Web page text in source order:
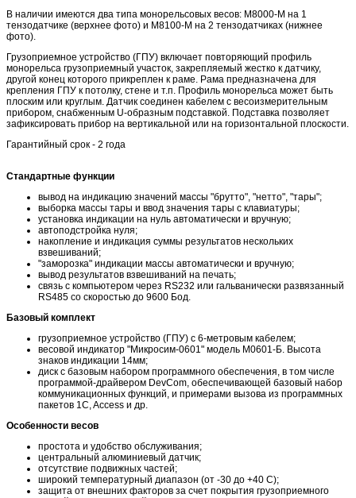
В наличии имеются два типа монорельсовых весов: М8000-М на 1
тензодатчике (верхнее фото) и М8100-М на 2 тензодатчиках (нижнее
фото).
Грузоприемное устройство (ГПУ) включает повторяющий профиль
монорельса грузоприемный участок, закрепляемый жестко к датчику,
другой конец которого прикреплен к раме. Рама предназначена для
крепления ГПУ к потолку, стене и т.п. Профиль монорельса может быть
плоским или круглым. Датчик соединен кабелем с весоизмерительным
прибором, снабженным U-образным подставкой. Подставка позволяет
зафиксировать прибор на вертикальной или на горизонтальной плоскости.
Гарантийный срок - 2 года
Стандартные функции
вывод на индикацию значений массы "брутто", "нетто", "тары";
выборка массы тары и ввод значения тары с клавиатуры;
установка индикации на нуль автоматически и вручную;
автоподстройка нуля;
накопление и индикация суммы результатов нескольких
взвешиваний;
"заморозка" индикации массы автоматически и вручную;
вывод результатов взвешиваний на печать;
связь с компьютером через RS232 или гальванически развязанный
RS485 со скоростью до 9600 Бод.
Базовый комплект
грузоприемное устройство (ГПУ) с 6-метровым кабелем;
весовой индикатор "Микросим-0601" модель М0601-Б. Высота
знаков индикации 14мм;
диск с базовым набором программного обеспечения, в том числе
программой-драйвером DevCom, обеспечивающей базовый набор
коммуникационных функций, и примерами вызова из программных
пакетов 1C, Access и др.
Особенности весов
простота и удобство обслуживания;
центральный алюминиевый датчик;
отсутствие подвижных частей;
широкий температурный диапазон (от -30 до +40 С);
защита от внешних факторов за счет покрытия грузоприемного